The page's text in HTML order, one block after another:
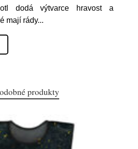
dodá výtvarce hravost a
mají rády...
produkty